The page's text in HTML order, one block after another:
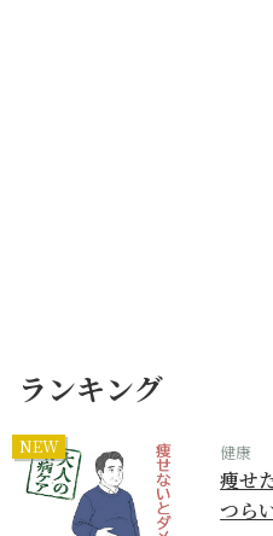
ランキング
NEW 健康
痩せ
つら